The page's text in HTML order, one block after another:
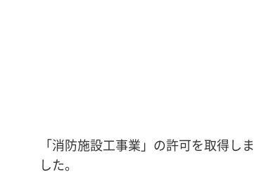
「消防施設工事業」の許可を取得しま
した。